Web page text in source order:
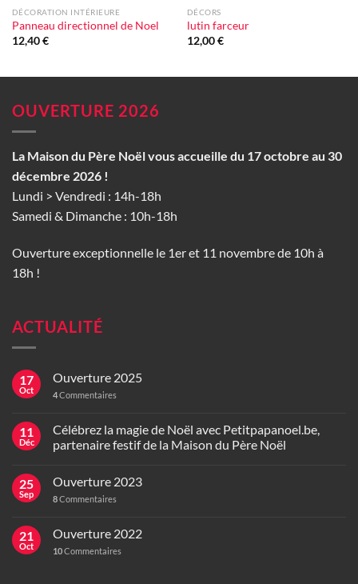
DÉCORATION INTÉRIEURE
Panneau directionnel de Noel
12,40€
DÉCORS
lutin farceur
12,00€
OUVERTURE 2026
La Maison du Père Noël vous accueille du 17 octobre au 30
décembre 2026 !
Lundi > Vendredi : 14h-18h
Samedi & Dimanche : 10h-18h
Ouverture exceptionnelle le 1er et 11 novembre de 10h à
18h !
ACTUALITÉ
17
Oct
Ouverture 2025
4Commentaires
11
Déc
Célébrez la magie de Noël avec Petitpapanoel.be,
partenaire festif de la Maison du Père Noël
25
Sep
Ouverture 2023
8Commentaires
21
Oct
Ouverture 2022
10Commentaires